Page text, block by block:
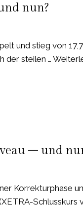
nun?
und stieg von
der steilen …
– und
Korrekturphase
Schlusskurs